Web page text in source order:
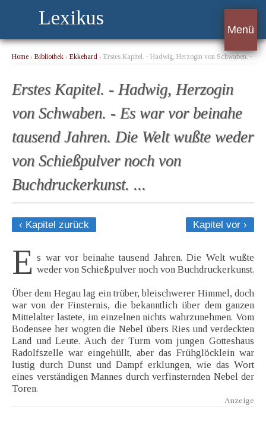
Lexikus
Menü
Home › Bibliothek › Ekkehard › Erstes Kapitel. - Hadwig, Herzogin von Schwaben. -
Erstes Kapitel. - Hadwig, Herzogin
von Schwaben. - Es war vor beinahe
tausend Jahren. Die Welt wußte weder
von Schießpulver noch von
Buchdruckerkunst. ...
‹ Kapitel zurück Kapitel vor ›
E s war vor beinahe tausend Jahren. Die Welt wußte
weder von Schießpulver noch von Buchdruckerkunst.
Über dem Hegau lag ein trüber, bleischwerer Himmel, doch
war von der Finsternis, die bekanntlich über dem ganzen
Mittelalter lastete, im einzelnen nichts wahrzunehmen. Vom
Bodensee her wogten die Nebel übers Ries und verdeckten
Land und Leute. Auch der Turm vom jungen Gotteshaus
Radolfszelle war eingehüllt, aber das Frühglöcklein war
lustig durch Dunst und Dampf erklungen, wie das Wort
eines verständigen Mannes durch verfinsternden Nebel der
Toren.